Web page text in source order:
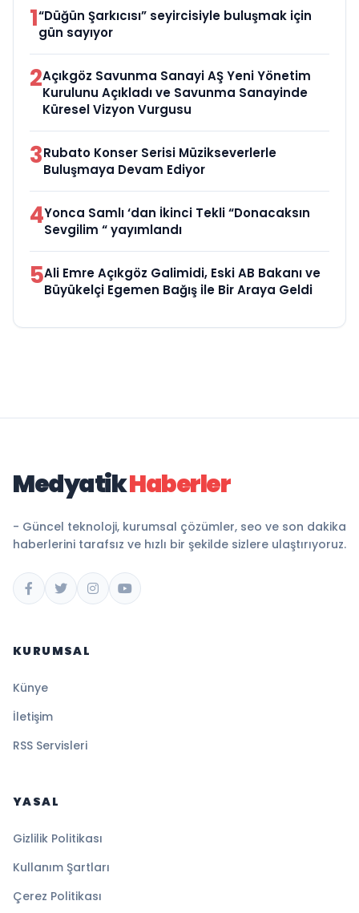
1“Düğün Şarkıcısı” seyircisiyle buluşmak için
gün sayıyor
2Açıkgöz Savunma Sanayi AŞ Yeni Yönetim
Kurulunu Açıkladı ve Savunma Sanayinde
Küresel Vizyon Vurgusu
3Rubato Konser Serisi Müzikseverlerle
Buluşmaya Devam Ediyor
4Yonca Samlı ‘dan İkinci Tekli “Donacaksın
Sevgilim “ yayımlandı
5Ali Emre Açıkgöz Galimidi, Eski AB Bakanı ve
Büyükelçi Egemen Bağış ile Bir Araya Geldi
MedyatikHaberler
- Güncel teknoloji, kurumsal çözümler, seo ve son dakika
haberlerini tarafsız ve hızlı bir şekilde sizlere ulaştırıyoruz.
KURUMSAL
Künye
İletişim
RSS Servisleri
YASAL
Gizlilik Politikası
Kullanım Şartları
Çerez Politikası